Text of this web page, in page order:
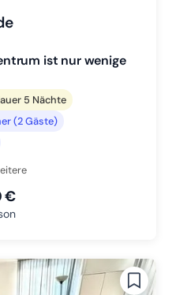
ist nur wenige
5 Nächte
(2 Gäste)
€